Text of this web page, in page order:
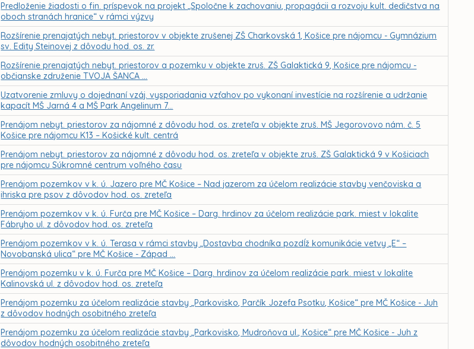
Predloženie žiadosti o fin. príspevok na projekt „Spoločne k zachovaniu, propagácii a rozvoju kult. dedičstva na
oboch stranách hranice“ v rámci výzvy
Rozšírenie prenajatých nebyt. priestorov v objekte zrušenej ZŠ Charkovská 1, Košice pre nájomcu - Gymnázium
sv. Edity Steinovej z dôvodu hod. os. zr.
Rozšírenie prenajatých nebyt. priestorov a pozemku v objekte zruš. ZŠ Galaktická 9, Košice pre nájomcu -
občianske združenie TVOJA ŠANCA ...
Uzatvorenie zmluvy o dojednaní vzáj. vysporiadania vzťahov po vykonaní investície na rozšírenie a udržanie
kapacít MŠ Jarná 4 a MŠ Park Angelinum 7...
Prenájom nebyt. priestorov za nájomné z dôvodu hod. os. zreteľa v objekte zruš. MŠ Jegorovovo nám. č. 5
Košice pre nájomcu K13 – Košické kult. centrá
Prenájom nebyt. priestorov za nájomné z dôvodu hod. os. zreteľa v objekte zruš. ZŠ Galaktická 9 v Košiciach
pre nájomcu Súkromné centrum voľného času
Prenájom pozemkov v k. ú. Jazero pre MČ Košice – Nad jazerom za účelom realizácie stavby venčoviska a
ihriska pre psov z dôvodov hod. os. zreteľa
Prenájom pozemkov v k. ú. Furča pre MČ Košice – Darg. hrdinov za účelom realizácie park. miest v lokalite
Fábryho ul. z dôvodov hod. os. zreteľa
Prenájom pozemkov v k. ú. Terasa v rámci stavby „Dostavba chodníka pozdĺž komunikácie vetvy „E“ –
Novobanská ulica“ pre MČ Košice - Západ ...
Prenájom pozemku v k. ú. Furča pre MČ Košice – Darg. hrdinov za účelom realizácie park. miest v lokalite
Kalinovská ul. z dôvodov hod. os. zreteľa
Prenájom pozemku za účelom realizácie stavby „Parkovisko, Parčík Jozefa Psotku, Košice“ pre MČ Košice - Juh
z dôvodov hodných osobitného zreteľa
Prenájom pozemku za účelom realizácie stavby „Parkovisko, Mudroňova ul., Košice“ pre MČ Košice - Juh z
dôvodov hodných osobitného zreteľa